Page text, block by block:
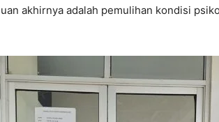
akhirnya adalah pemulihan kondisi